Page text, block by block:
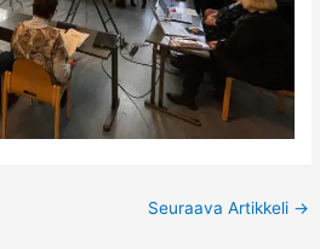
Seuraava Artikkeli →